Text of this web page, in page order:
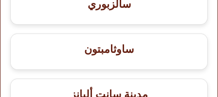
سالزبوري
ساوثامبتون
مدينة سانت ألبانز